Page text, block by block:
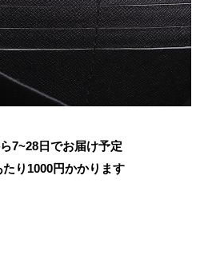
7~28日でお届け予定
り 1000円かかります